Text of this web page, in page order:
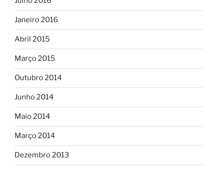
Janeiro 2016
Abril 2015
Março 2015
Outubro 2014
Junho 2014
Maio 2014
Março 2014
Dezembro 2013